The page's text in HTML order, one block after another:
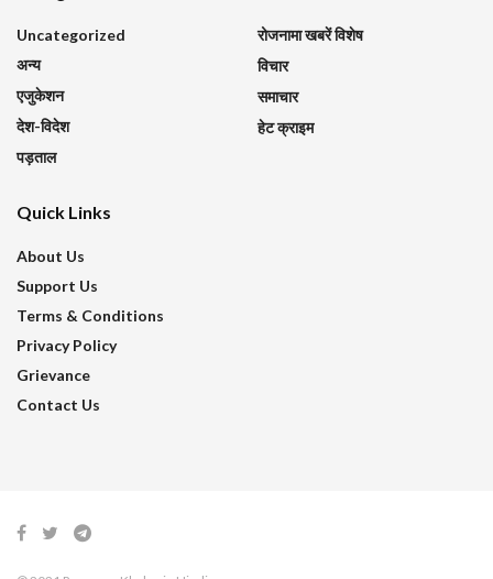
Uncategorized
अन्य
एजुकेशन
देश-विदेश
पड़ताल
रोजनामा खबरें विशेष
विचार
समाचार
हेट क्राइम
Quick Links
About Us
Support Us
Terms & Conditions
Privacy Policy
Grievance
Contact Us